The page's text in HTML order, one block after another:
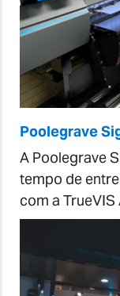
Poolegrave
A Poolegrave
tempo de
com a